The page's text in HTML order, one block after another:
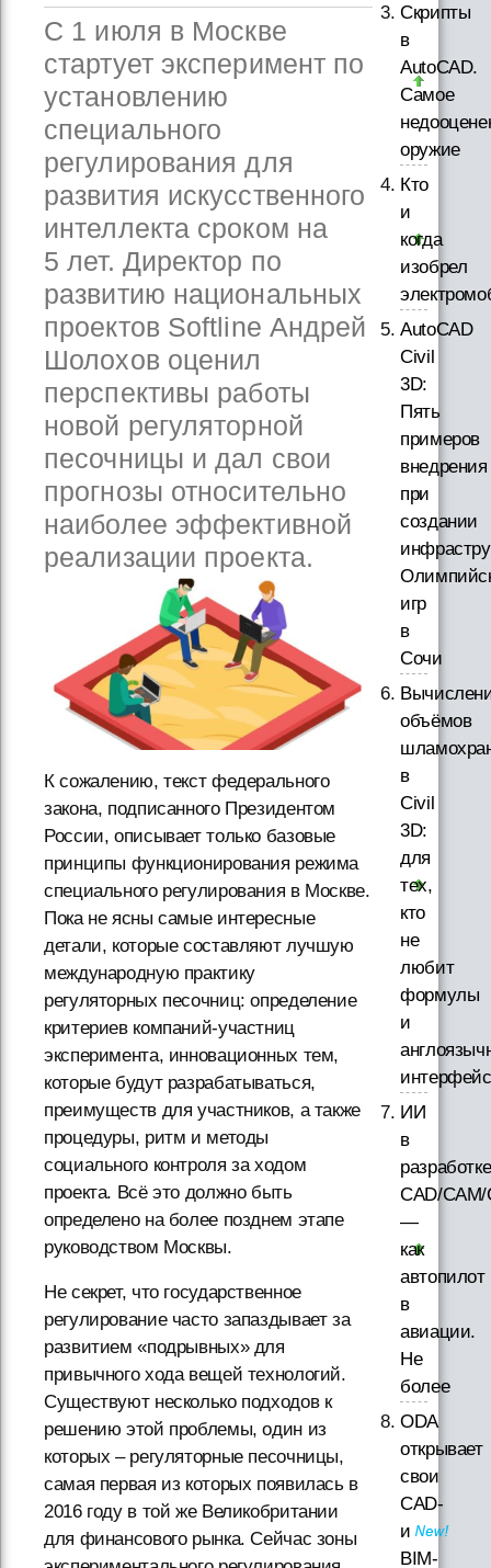
С 1 июля в Москве
стартует эксперимент по
установлению
специального
регулирования для
развития искусственного
интеллекта сроком на
5 лет. Директор по
развитию национальных
проектов Softline Андрей
Шолохов оценил
перспективы работы
новой регуляторной
песочницы и дал свои
прогнозы относительно
наиболее эффективной
реализации проекта.
К сожалению, текст федерального
закона, подписанного Президентом
России, описывает только базовые
принципы функционирования режима
специального регулирования в Москве.
Пока не ясны самые интересные
детали, которые составляют лучшую
международную практику
регуляторных песочниц: определение
критериев компаний-участниц
эксперимента, инновационных тем,
которые будут разрабатываться,
преимуществ для участников, а также
процедуры, ритм и методы
социального контроля за ходом
проекта. Всё это должно быть
определено на более позднем этапе
руководством Москвы.
Не секрет, что государственное
регулирование часто запаздывает за
развитием «подрывных» для
привычного хода вещей технологий.
Существуют несколько подходов к
решению этой проблемы, один из
которых – регуляторные песочницы,
самая первая из которых появилась в
2016 году в той же Великобритании
для финансового рынка. Сейчас зоны
Скрипты
в
AutoCAD.
Самое
оружие
Кто
и
когда
изобрел
AutoCAD
Civil
3D:
Пять
примеров
внедрения
при
создании
игр
в
Сочи
объёмов
в
Civil
3D:
для
тех,
кто
не
любит
формулы
и
ИИ
в
разработке
CAD/
—
как
автопилот
в
авиации.
Не
более
ODA
открывает
свои
CAD-
и
BIM-